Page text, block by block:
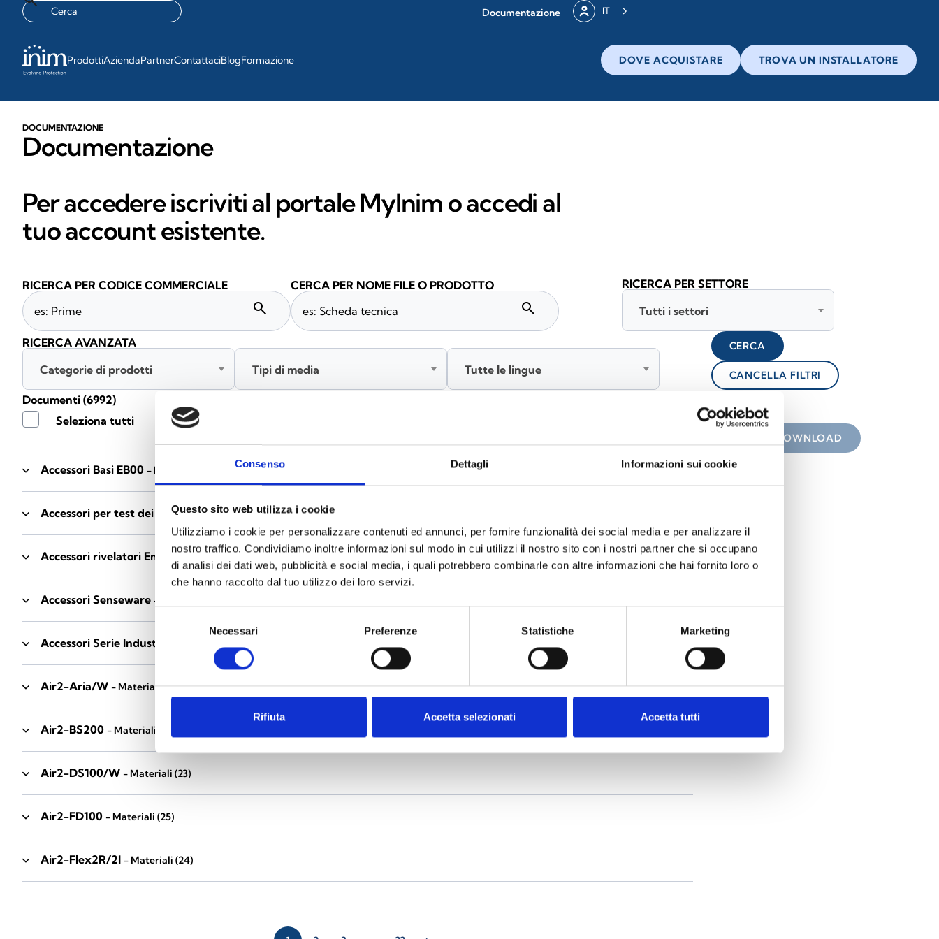
Consenso Dettagli Informazioni sui cookie
Questo sito web utilizza i cookie
Utilizziamo i cookie per personalizzare contenuti ed annunci, per fornire funzionalità dei social media e per analizzare il
nostro traffico. Condividiamo inoltre informazioni sul modo in cui utilizzi il nostro sito con i nostri partner che si occupano
di analisi dei dati web, pubblicità e social media, i quali potrebbero combinarle con altre informazioni che hai fornito loro o
che hanno raccolto dal tuo utilizzo dei loro servizi.
consenso
Necessari Preferenze Statistiche Marketing
Rifiuta Accetta selezionati Accetta tutti
Documentazione IT
ProdottiAziendaPartnerContattaciBlogFormazione DOVE ACQUISTARE TROVA UN INSTALLATORE
DOCUMENTAZIONE
Documentazione
Per accedere iscriviti al portale MyInim o accedi al
tuo account esistente.
Accessori Basi EB00 - Materiali
Accessori per test dei rivelatori - Materiali(6)
Accessori rivelatori Enea - Materiali(35)
Accessori Senseware - Materiali
Accessori Serie Industrial
Air2-Aria/W - Materiali(23)
Air2-BS200 - Materiali
Air2-DS100/W - Materiali (23)
Air2-FD100 - Materiali (25)
Air2-Flex2R/2I - Materiali (24)
Documenti (6992)
Seleziona tutti
DOWNLOAD
RICERCA PER CODICE COMMERCIALE
search
CERCA PER NOME FILE O PRODOTTO
search
RICERCA PER SETTORE
Tutti i settori
RICERCA AVANZATA
Categorie di prodotti
Tipi di media Tutte le lingue
CERCA
CANCELLA FILTRI